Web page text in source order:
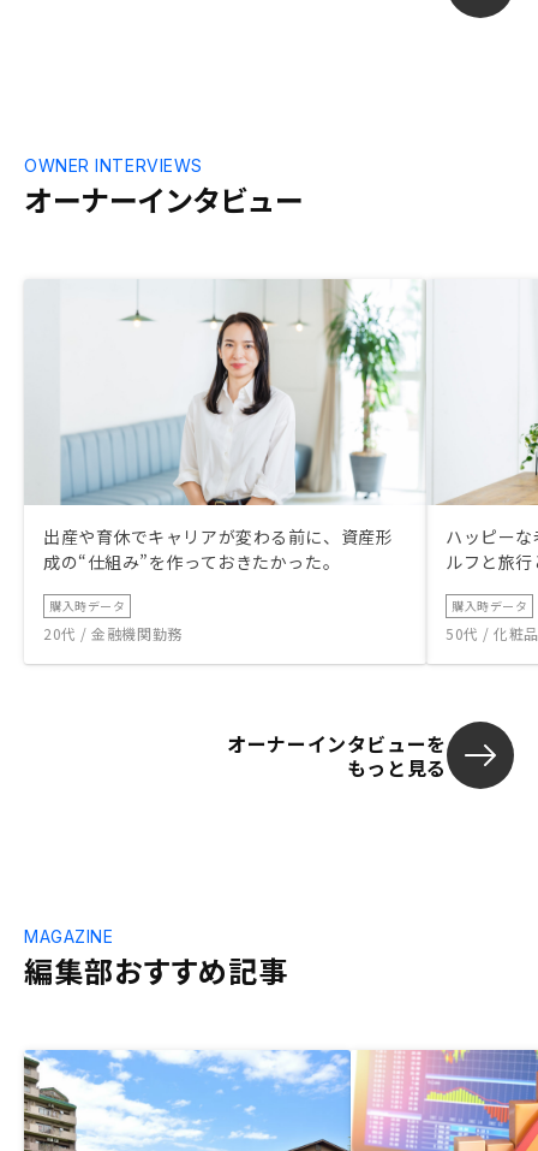
オーナーインタビュー
OWNER INTERVIEWS
出産や育休でキャリアが変わる前に、資産形
成の“仕組み”を作っておきたかった。
購入時データ
20代 / 金融機関勤務
ハッピー
ルフと旅
購入時データ
50代 / 化粧
オーナーインタビューを
もっと見る
編集部おすすめ記事
MAGAZINE